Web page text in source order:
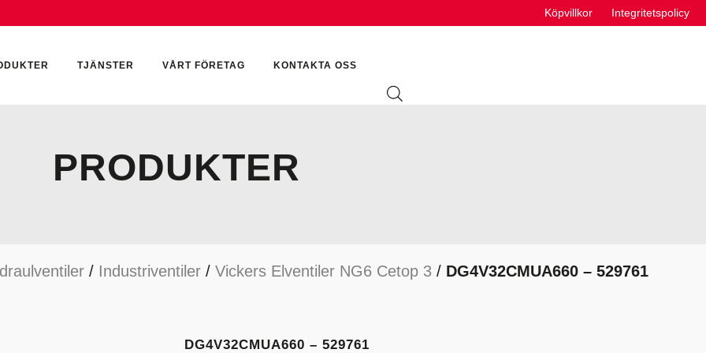
Köpvillkor Integritetspolicy
HYDRAULMOTORER VÄTSKOR
TJÄNSTER VÅRT FÖRETAG KONTAKTA OSS
PRODUKTER
/ Industriventiler/ Vickers Elventiler NG6 Cetop 3/ DG4V32CMUA660 – 529761
DG4V32CMUA660 – 529761